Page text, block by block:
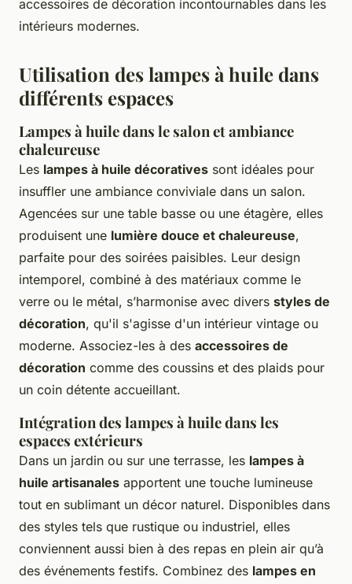
accessoires de décoration incontournables dans les
intérieurs modernes.
Utilisation des lampes à huile dans
différents espaces
Lampes à huile dans le salon et ambiance
chaleureuse
Les lampes à huile décoratives sont idéales pour
insuffler une ambiance conviviale dans un salon.
Agencées sur une table basse ou une étagère, elles
produisent une lumière douce et chaleureuse,
parfaite pour des soirées paisibles. Leur design
intemporel, combiné à des matériaux comme le
verre ou le métal, s’harmonise avec divers styles de
décoration, qu'il s'agisse d'un intérieur vintage ou
moderne. Associez-les à des accessoires de
décoration comme des coussins et des plaids pour
un coin détente accueillant.
Intégration des lampes à huile dans les
espaces extérieurs
Dans un jardin ou sur une terrasse, les lampes à
huile artisanales apportent une touche lumineuse
tout en sublimant un décor naturel. Disponibles dans
des styles tels que rustique ou industriel, elles
conviennent aussi bien à des repas en plein air qu’à
des événements festifs. Combinez des lampes en